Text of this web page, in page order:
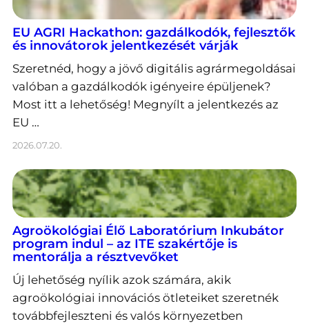
EU AGRI Hackathon: gazdálkodók, fejlesztők
és innovátorok jelentkezését várják
Szeretnéd, hogy a jövő digitális agrármegoldásai
valóban a gazdálkodók igényeire épüljenek?
Most itt a lehetőség! Megnyílt a jelentkezés az
EU …
2026.07.20.
Agroökológiai Élő Laboratórium Inkubátor
program indul – az ITE szakértője is
mentorálja a résztvevőket
Új lehetőség nyílik azok számára, akik
agroökológiai innovációs ötleteiket szeretnék
továbbfejleszteni és valós környezetben